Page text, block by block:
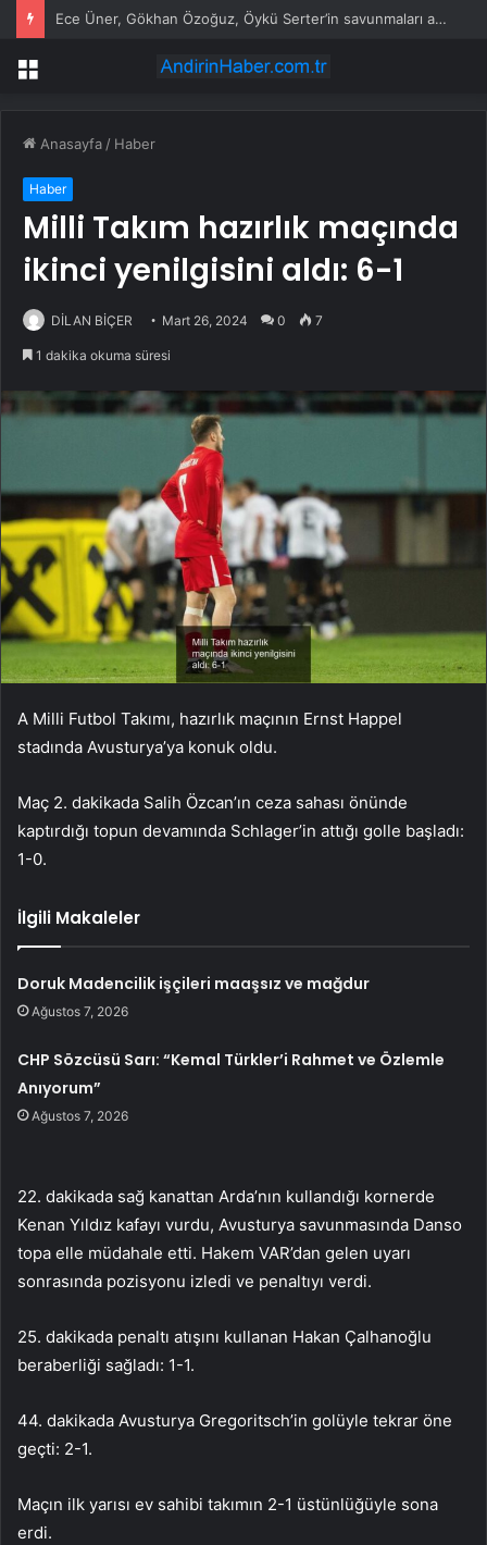
Ece Üner, Gökhan Özoğuz, Öykü Serter’in savunmaları aynı
Menü
Anasayfa / Haber
Haber
Milli Takım hazırlık maçında
ikinci yenilgisini aldı: 6-1
DİLAN BİÇER Mart 26, 2024 0 7
1 dakika okuma süresi
A Milli Futbol Takımı, hazırlık maçının Ernst Happel
stadında Avusturya’ya konuk oldu.
Maç 2. dakikada Salih Özcan’ın ceza sahası önünde
kaptırdığı topun devamında Schlager’in attığı golle başladı:
1-0.
İlgili Makaleler
Doruk Madencilik işçileri maaşsız ve mağdur
Ağustos 7, 2026
CHP Sözcüsü Sarı: “Kemal Türkler’i Rahmet ve Özlemle
Anıyorum”
Ağustos 7, 2026
22. dakikada sağ kanattan Arda’nın kullandığı kornerde
Kenan Yıldız kafayı vurdu, Avusturya savunmasında Danso
topa elle müdahale etti. Hakem VAR’dan gelen uyarı
sonrasında pozisyonu izledi ve penaltıyı verdi.
25. dakikada penaltı atışını kullanan Hakan Çalhanoğlu
beraberliği sağladı: 1-1.
44. dakikada Avusturya Gregoritsch’in golüyle tekrar öne
geçti: 2-1.
Maçın ilk yarısı ev sahibi takımın 2-1 üstünlüğüyle sona
erdi.